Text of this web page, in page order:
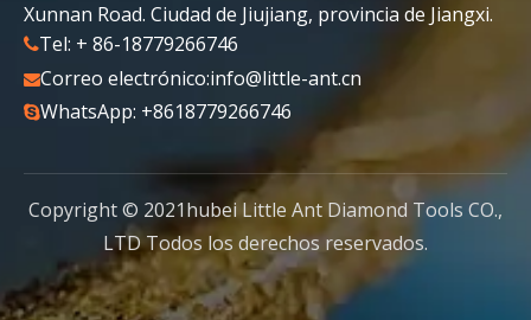
Xunnan Road. Ciudad de Jiujiang, provincia de Jiangxi.
Tel: + 86-18779266746
Correo electrónico:info@little-ant.cn
WhatsApp: +8618779266746
Copyright © 2021hubei Little Ant Diamond Tools CO.,
LTD Todos los derechos reservados.